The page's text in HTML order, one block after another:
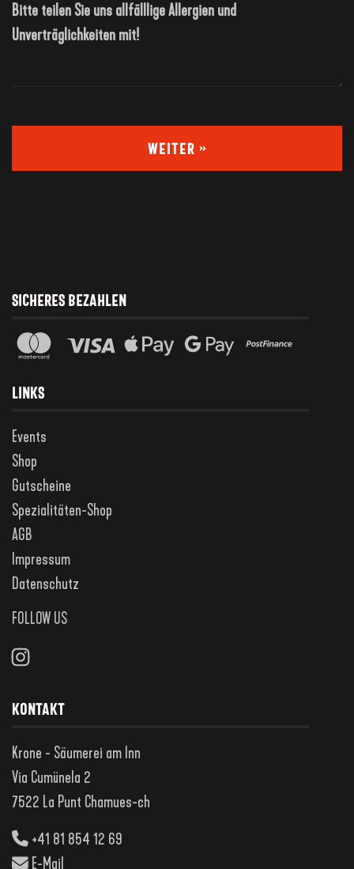
Bitte teilen Sie uns allfälllige Allergien und
Unverträglichkeiten mit!
WEITER »
SICHERES BEZAHLEN
LINKS
Events
Shop
Gutscheine
Spezialitäten-Shop
AGB
Impressum
Datenschutz
FOLLOW US
Instagram
KONTAKT
Krone - Säumerei am Inn
Via Cumünela 2
7522 La Punt Chamues-ch
+41 81 854 12 69
E-Mail